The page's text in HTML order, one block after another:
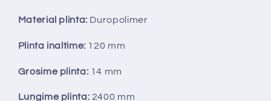
Material plinta: Duropolimer
Plinta inaltime: 120 mm
Grosime plinta: 14 mm
Lungime plinta: 2400 mm